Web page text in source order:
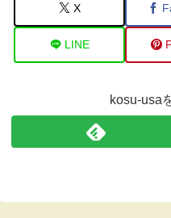
X
LINE
kosu-usa